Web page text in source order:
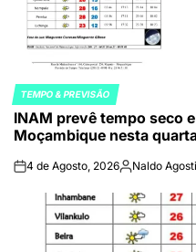
POSTED
IN
TEMPO & PREVISÃO
INAM prevê tempo seco
Moçambique nesta
on4 de Agosto, 2026Publicado
Naldo